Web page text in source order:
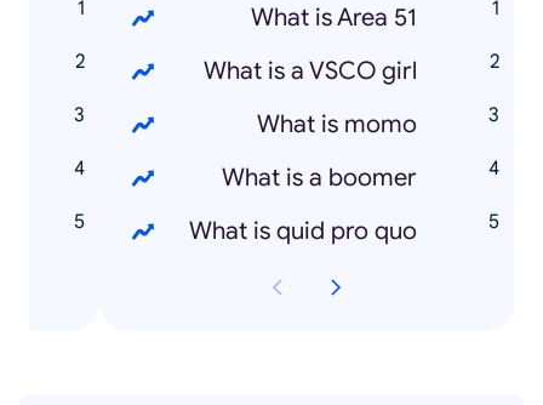
What is Area 51
What is a VSCO girl
What is momo
What is a boomer
What is quid pro quo